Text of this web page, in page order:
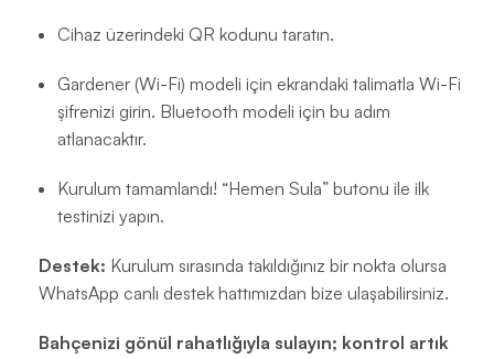
Cihaz üzerindeki QR kodunu taratın.
Gardener (Wi-Fi) modeli için ekrandaki talimatla Wi-Fi
şifrenizi girin. Bluetooth modeli için bu adım
atlanacaktır.
Kurulum tamamlandı! “Hemen Sula” butonu ile ilk
testinizi yapın.
Destek: Kurulum sırasında takıldığınız bir nokta olursa
WhatsApp canlı destek hattımızdan bize ulaşabilirsiniz.
Bahçenizi gönül rahatlığıyla sulayın; kontrol artık